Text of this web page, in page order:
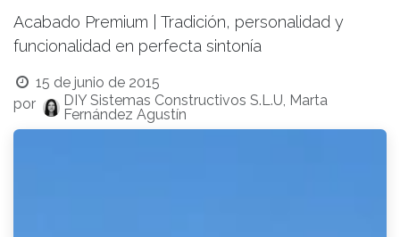
Acabado Premium | Tradición, personalidad y
funcionalidad en perfecta sintonía
15 de junio de 2015
por
DIY Sistemas Constructivos S.L.U, Marta
Fernández Agustín